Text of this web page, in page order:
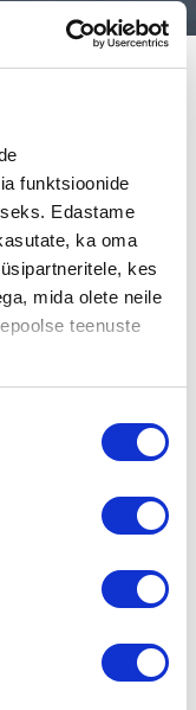
funktsioonide
Edastame
ka oma
kes
mida olete neile
teenuste
Oy
ylivieskalaisen